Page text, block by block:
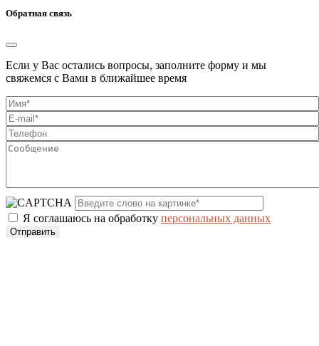
Обратная связь
Если у Вас остались вопросы, заполните форму и мы
свяжемся с Вами в ближайшее время
Я соглашаюсь на обработку персональных данных